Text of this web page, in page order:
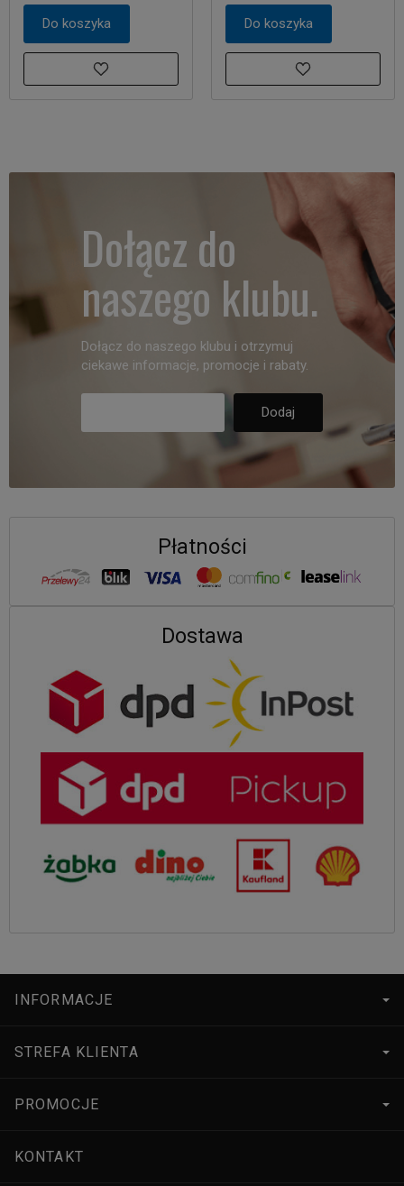
Do koszyka Do koszyka
Dołącz do
naszego klubu.
Dołącz do naszego klubu i otrzymuj
ciekawe informacje, promocje i rabaty.
Płatności
Dostawa
INFORMACJE
STREFA KLIENTA
PROMOCJE
KONTAKT